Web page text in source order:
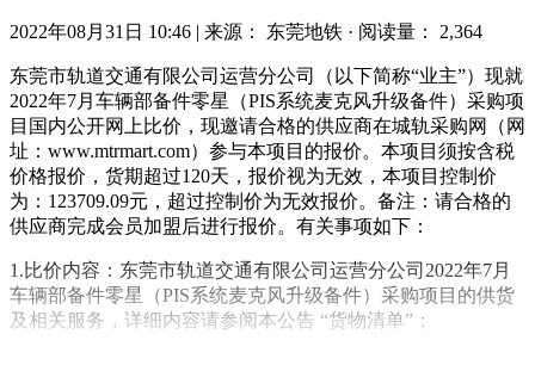
2022年08月31日 10:46 | 来源： 东莞地铁 · 阅读量： 2,364
东莞市轨道交通有限公司运营分公司（以下简称“业主”）现就
2022年7月车辆部备件零星（PIS系统麦克风升级备件）采购项
目国内公开网上比价，现邀请合格的供应商在城轨采购网（网
址：www.mtrmart.com）参与本项目的报价。本项目须按含税
价格报价，货期超过120天，报价视为无效，本项目控制价
为：123709.09元，超过控制价为无效报价。备注：请合格的
供应商完成会员加盟后进行报价。有关事项如下：
1.比价内容：东莞市轨道交通有限公司运营分公司2022年7月
车辆部备件零星（PIS系统麦克风升级备件）采购项目的供货
及相关服务，详细内容请参阅本公告 “货物清单”；